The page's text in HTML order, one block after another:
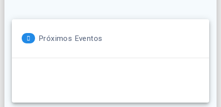
Próximos Eventos